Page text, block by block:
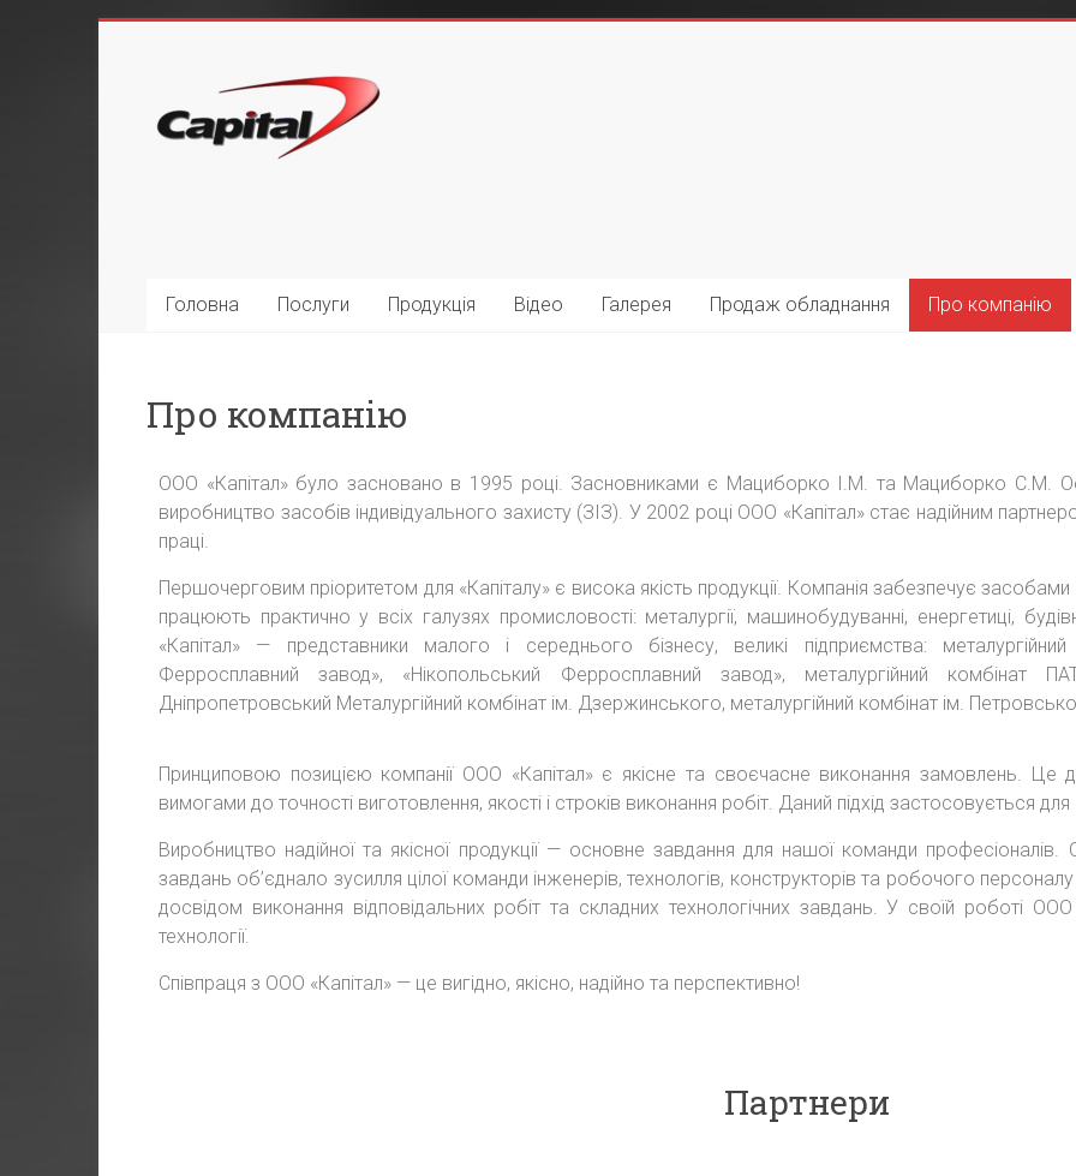
Головна Послуги Продукція Відео Галерея Продаж обладнання Про компанію
Про компанію
ООО «Капітал» було засновано в 1995 році. Засновниками є Мациборко І.М. та Мациборко С.М.
виробництво засобів індивідуального захисту (ЗІЗ). У 2002 році ООО «Капітал» стає надійним
праці.
Першочерговим пріоритетом для «Капіталу» є висока якість продукції. Компанія забезпечує
працюють практично у всіх галузях промисловості: металургії, машинобудуванні, енергетиці,
«Капітал» — представники малого і середнього бізнесу, великі підприємства: металургійний
Ферросплавний завод», «Нікопольський Ферросплавний завод», металургійний комбінат
Дніпропетровський Металургійний комбінат ім. Дзержинського, металургійний комбінат ім.
Принциповою позицією компанії ООО «Капітал» є якісне та своєчасне виконання замовлень.
вимогами до точності виготовлення, якості і строків виконання робіт. Даний підхід застосовується для
Виробництво надійної та якісної продукції — основне завдання для нашої команди
завдань об’єднало зусилля цілої команди інженерів, технологів, конструкторів та робочого персоналу
досвідом виконання відповідальних робіт та складних технологічних завдань. У своїй роботі ООО
технології.
Співпраця з ООО «Капітал» — це вигідно, якісно, надійно та перспективно!
Партнери